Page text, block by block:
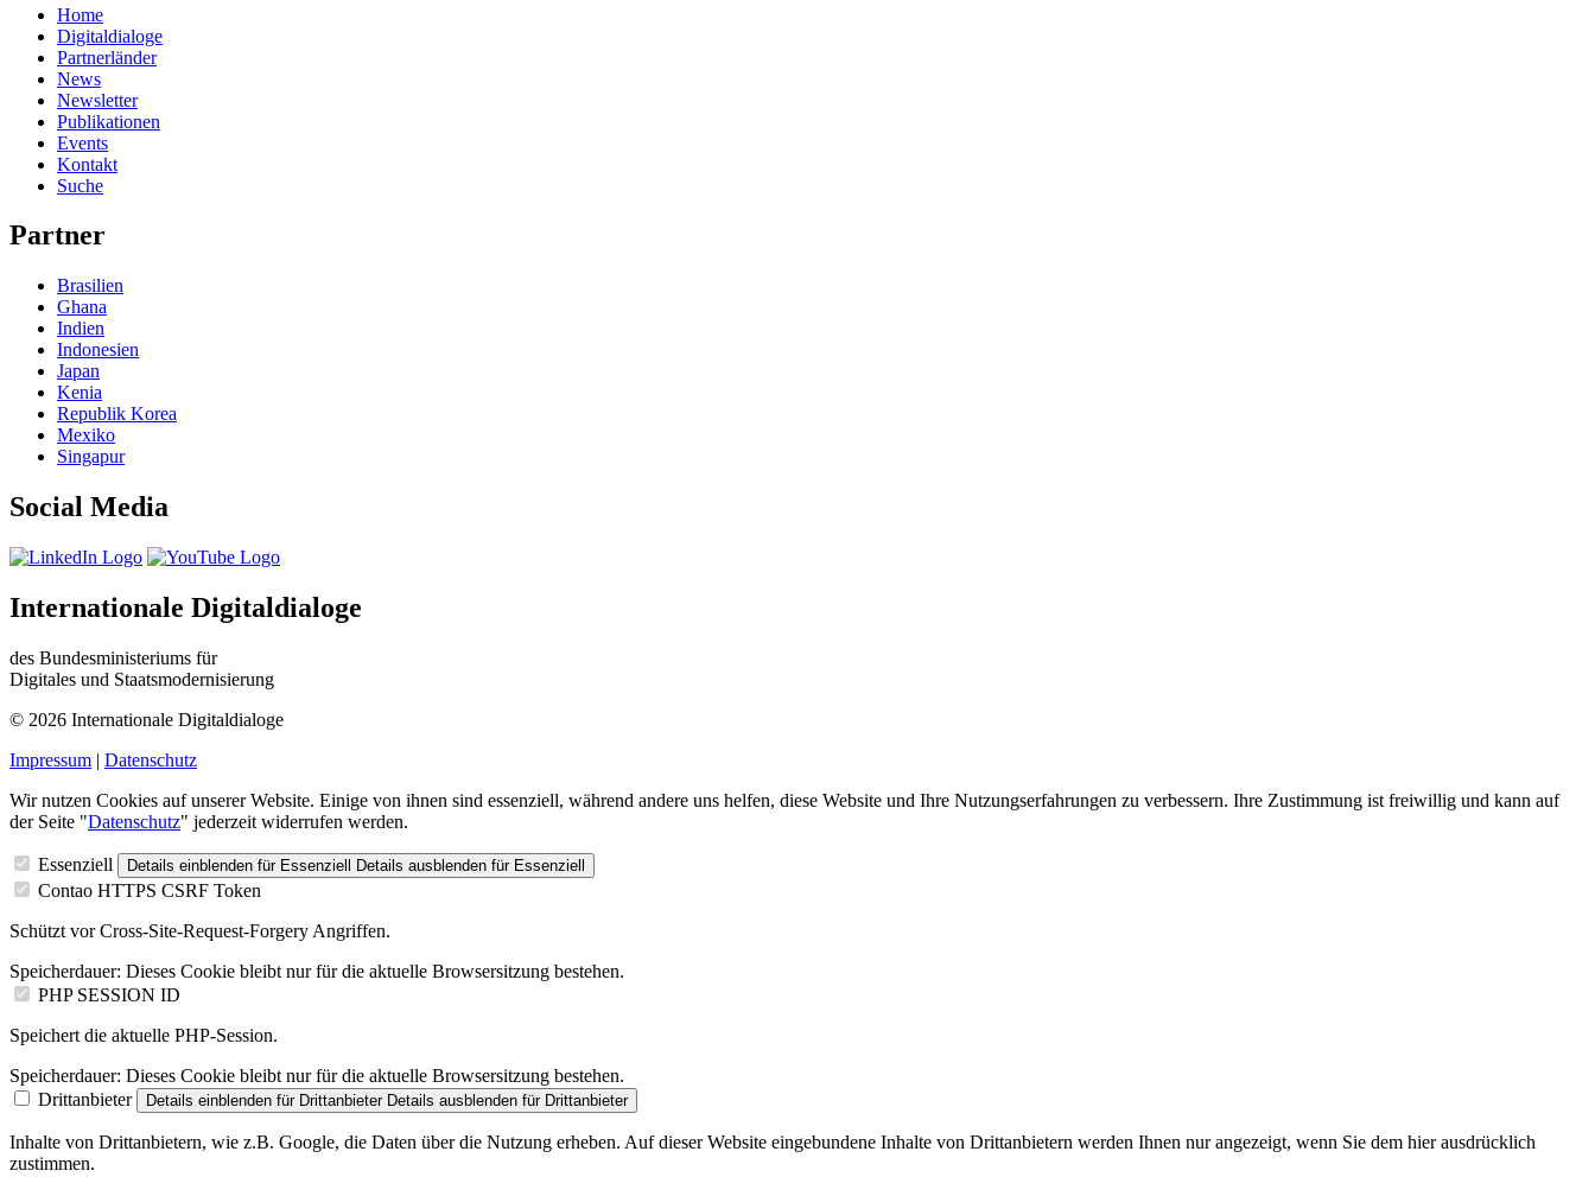
Home
Digitaldialoge
Partnerländer
News
Newsletter
Publikationen
Events
Kontakt
Suche
Partner
Brasilien
Ghana
Indien
Indonesien
Japan
Kenia
Republik Korea
Mexiko
Singapur
Social Media
Internationale Digitaldialoge
des Bundesministeriums für
Digitales und Staatsmodernisierung
© 2026 Internationale Digitaldialoge
Impressum | Datenschutz
Wir nutzen Cookies auf unserer Website. Einige von ihnen sind essenziell, während andere uns helfen, diese Website und Ihre Nutzungserfahrungen zu verbessern. Ihre Zustimmung ist freiwillig und kann auf
der Seite "Datenschutz" jederzeit widerrufen werden.
Essenziell Details einblenden für Essenziell Details ausblenden für Essenziell
Contao HTTPS CSRF Token
Schützt vor Cross-Site-Request-Forgery Angriffen.
Speicherdauer: Dieses Cookie bleibt nur für die aktuelle Browsersitzung bestehen.
PHP SESSION ID
Speichert die aktuelle PHP-Session.
Speicherdauer: Dieses Cookie bleibt nur für die aktuelle Browsersitzung bestehen.
Drittanbieter
Details einblenden für Drittanbieter Details ausblenden für Drittanbieter
Inhalte von Drittanbietern, wie z.B. Google, die Daten über die Nutzung erheben. Auf dieser Website eingebundene Inhalte von Drittanbietern werden Ihnen nur angezeigt, wenn Sie dem hier ausdrücklich
zustimmen.